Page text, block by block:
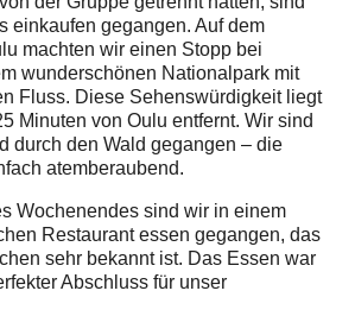
einkaufen gegangen. Auf dem
machten wir einen Stopp bei
wunderschönen Nationalpark mit
Fluss. Diese Sehenswürdigkeit liegt
Minuten von Oulu entfernt. Wir sind
durch den Wald gegangen – die
atemberaubend.
Wochenendes sind wir in einem
Restaurant essen gegangen, das
sehr bekannt ist. Das Essen war
Abschluss für unser